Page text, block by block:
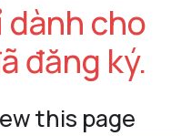
dành cho
đăng ký.
this page